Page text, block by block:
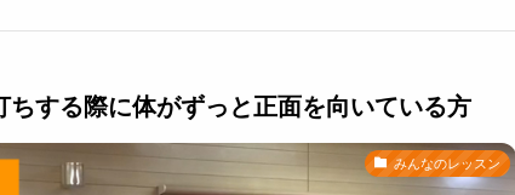
する際に体がずっと正面を向いている方
みんなのレッスン